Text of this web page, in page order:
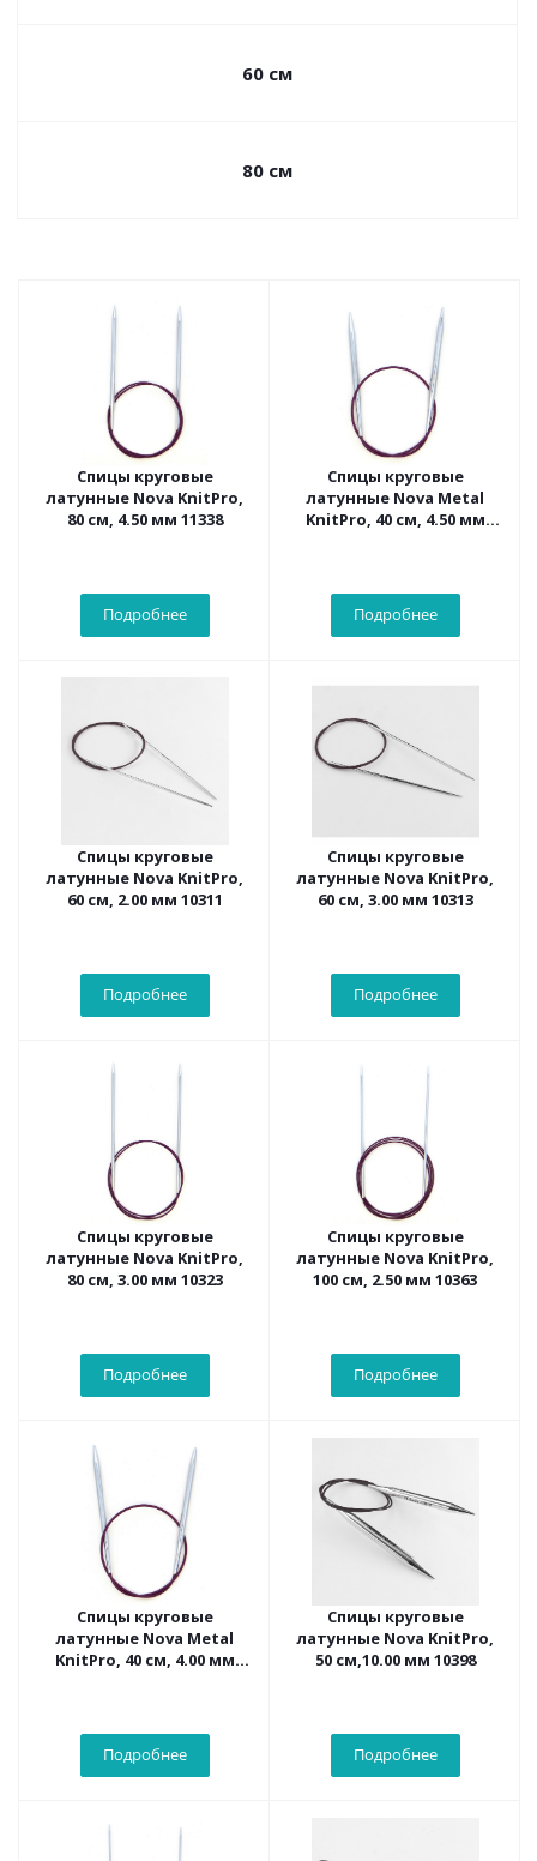
60 см
80 см
Спицы круговые
латунные Nova KnitPro,
80 см, 4.50 мм 11338
Подробнее
Спицы круговые
латунные Nova Metal
KnitPro, 40 см, 4.50 мм
Подробнее
Спицы круговые
латунные Nova KnitPro,
60 см, 2.00 мм 10311
Подробнее
Спицы круговые
латунные Nova KnitPro,
60 см, 3.00 мм 10313
Подробнее
Спицы круговые
латунные Nova KnitPro,
80 см, 3.00 мм 10323
Подробнее
Спицы круговые
латунные Nova KnitPro,
100 см, 2.50 мм 10363
Подробнее
Спицы круговые
латунные Nova Metal
KnitPro, 40 см, 4.00 мм
Подробнее
Спицы круговые
латунные Nova KnitPro,
50 см,10.00 мм 10398
Подробнее